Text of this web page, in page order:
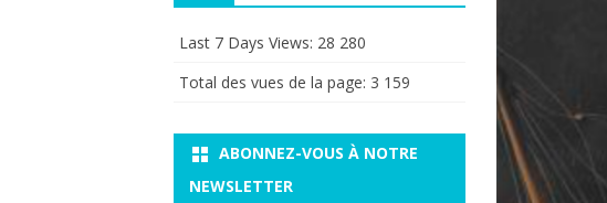
Last 7 Days Views: 28 280
Total des vues de la page: 3 159
ABONNEZ-VOUS À NOTRE
NEWSLETTER